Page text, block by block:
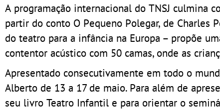
A programação internacional do TNSJ culmina
partir do conto O Pequeno Polegar, de Charles
do teatro para a infância na Europa – propõe
contentor acústico com 50 camas, onde as
Apresentado consecutivamente em todo o
Alberto de 13 a 17 de maio. Para além de
seu livro Teatro Infantil e para orientar o